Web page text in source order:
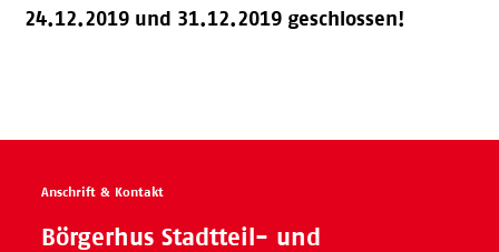
24.12.2019 und 31.12.2019 geschlossen!
Anschrift & Kontakt
Börgerhus Stadtteil- und